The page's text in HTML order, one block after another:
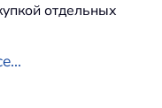
отдельных